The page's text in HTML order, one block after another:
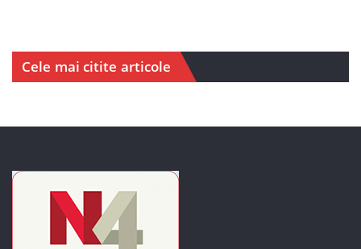
Cele mai citite articole